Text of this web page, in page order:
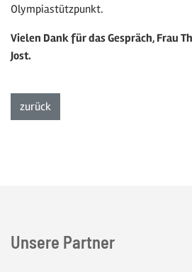
Olympiastützpunkt.
Vielen Dank für das Gespräch, Frau
Jost.
zurückzur Listenansicht
Unsere Partner